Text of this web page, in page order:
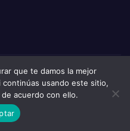
que te damos la mejor
usando este sitio,
acuerdo con ello.